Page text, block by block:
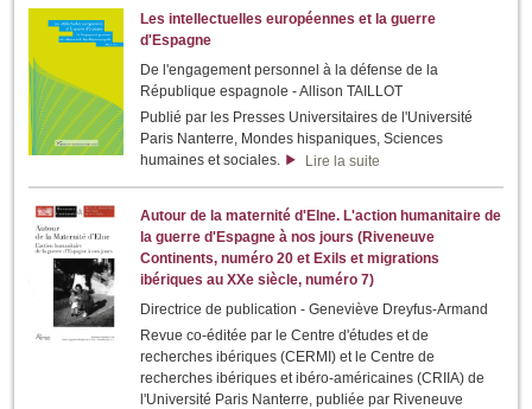
Les intellectuelles européennes et la guerre
d'Espagne
De l'engagement personnel à la défense de la
République espagnole - Allison TAILLOT
Publié par les Presses Universitaires de l'Université
Paris Nanterre, Mondes hispaniques, Sciences
humaines et sociales.
Lire la suite
Autour de la maternité d'Elne. L'action humanitaire de
la guerre d'Espagne à nos jours (Riveneuve
Continents, numéro 20 et Exils et migrations
ibériques au XXe siècle, numéro 7)
Directrice de publication - Geneviève Dreyfus-Armand
Revue co-éditée par le Centre d'études et de
recherches ibériques (CERMI) et le Centre de
recherches ibériques et ibéro-américaines (CRIIA) de
l'Université Paris Nanterre, publiée par Riveneuve